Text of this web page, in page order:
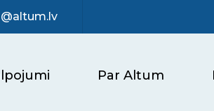
Par Altum